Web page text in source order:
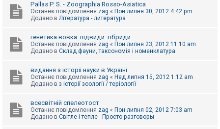
Pallas P. S. - Zoographia Rosso-Asiatica
Останнє повідомлення zag « Пон липня 30, 2012 4:42 pm
Додано в Література - литература
генетика вовка. підвиди. гібриди
Останнє повідомлення zag « Пон липня 23, 2012 11:10 am
Додано в Склад фауни, таксономія і номенклатура
видання з історії науки в Україні
Останнє повідомлення zag « Нед липня 15, 2012 1:12 am
Додано в з історії зоології / теріології
всесвітній спелеотост
Останнє повідомлення zag « Пон липня 02, 2012 7:03 am
Додано в Світле і тепле - Просто разговоры